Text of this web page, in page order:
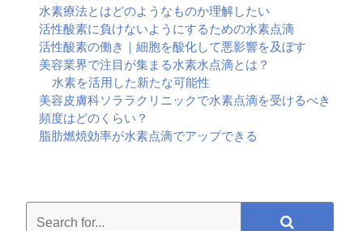
水素療法とはどのようなものか理解したい
活性酸素に負けないようにするための水素点滴
活性酸素の働き｜細胞を酸化して悪影響を及ぼす
美容業界で注目が集まる水素水点滴とは？
水素を活用した新たな可能性
美容皮膚科ソララクリニックで水素点滴を受けるべき
頻度はどのくらい？
脂肪燃焼効率が水素点滴でアップできる